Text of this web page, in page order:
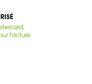
facture